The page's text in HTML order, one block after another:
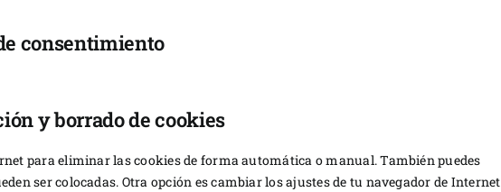
consentimiento
y borrado de cookies
para eliminar las cookies de forma automática o manual. También puedes
ser colocadas. Otra opción es cambiar los ajustes de tu navegador de Internet